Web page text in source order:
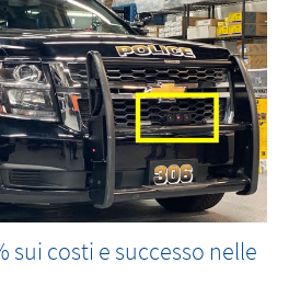
sui costi e successo nelle